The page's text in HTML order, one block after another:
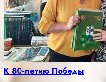
К 80-летию Победы